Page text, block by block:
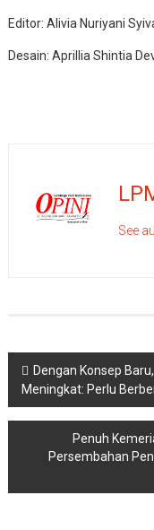
Editor: Alivia Nuriyani
Desain: Aprillia Shintia
See
Navigasi
pos
Dengan Konsep
Meningkat: Perlu
Penuh
Persembahan